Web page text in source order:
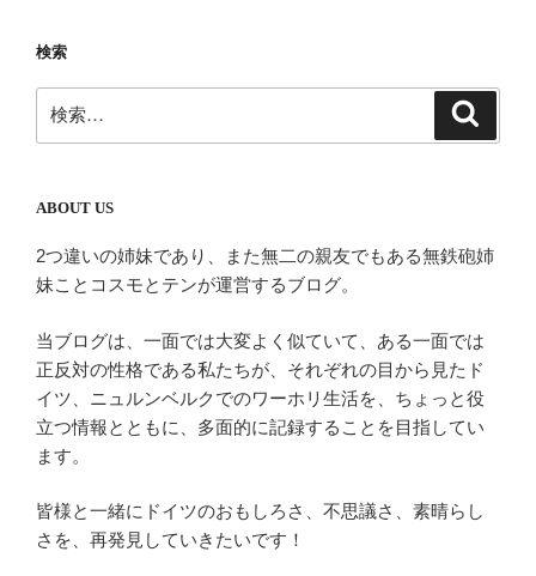
ー
シ
ョ
検索
索:
ABOUT US
2つ違いの姉妹であり、また無二の親友でもある無鉄砲姉
妹ことコスモとテンが運営するブログ。
当ブログは、一面では大変よく似ていて、ある一面では
正反対の性格である私たちが、それぞれの目から見たド
イツ、ニュルンベルクでのワーホリ生活を、ちょっと役
立つ情報とともに、多面的に記録することを目指してい
ます。
皆様と一緒にドイツのおもしろさ、不思議さ、素晴らし
さを、再発見していきたいです！